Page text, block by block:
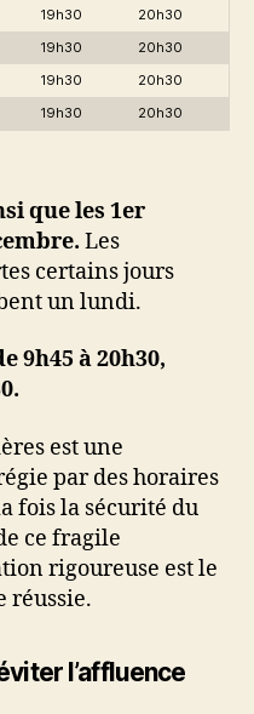
19h30
20h30
19h30
20h30
19h30
20h30
19h30 20h30
que les 1er
Les
certains jours
un lundi.
9h45 à 20h30,
est une
par des horaires
fois la sécurité du
ce fragile
rigoureuse est le
réussie.
l’affluence